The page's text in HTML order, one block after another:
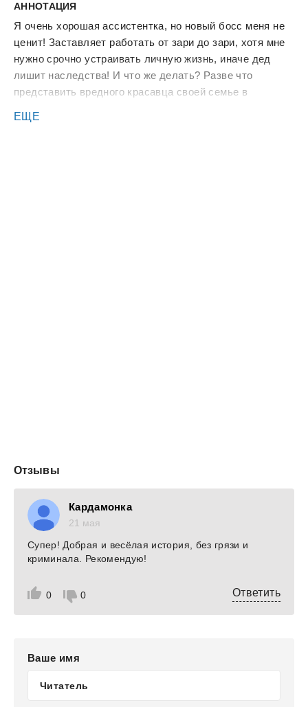
АННОТАЦИЯ
Я очень хорошая ассистентка, но новый босс меня не
ценит! Заставляет работать от зари до зари, хотя мне
нужно срочно устраивать личную жизнь, иначе дед
лишит наследства! И что же делать? Разве что
представить вредного красавца своей семье в
ЕЩЕ
Отзывы
Кардамонка
21 мая
0 0
Супер! Добрая и весёлая история, без грязи и
криминала. Рекомендую!
Ответить
Ваше имя